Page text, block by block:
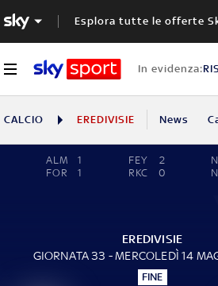
Esplora tutte le offerte
In evidenza:
CALCIO EREDIVISIE News
ALM
1
FOR
1
FEY
2
RKC
0
EREDIVISIE
GIORNATA 33 - MERCOLEDÌ 14
FINE